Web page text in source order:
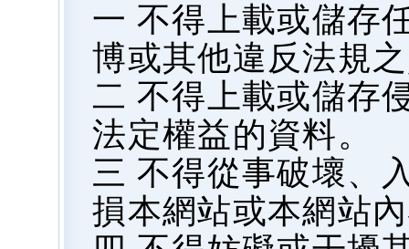
一 不得上載或儲存
博或其他違反法規
二 不得上載或儲存
法定權益的資料。
三 不得從事破壞、
損本網站或本網站